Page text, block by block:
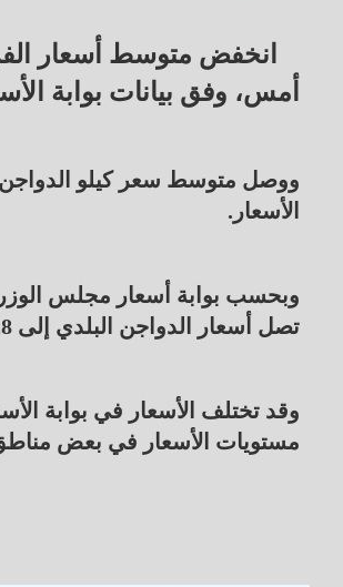
أمس، وفق بيانات بوابة
الأسعار.
تصل أسعار الدواجن البلدي إلى 108.28 جنيه بحد أقصى.
وقد تختلف الأسعار في بوابة
مستويات الأسعار في بعض